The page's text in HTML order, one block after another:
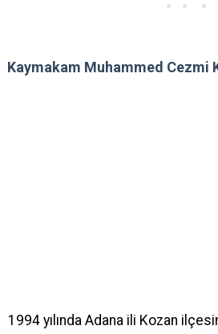
Kaymakam Muhammed Cezmi
1994 yılında Adana ili Kozan